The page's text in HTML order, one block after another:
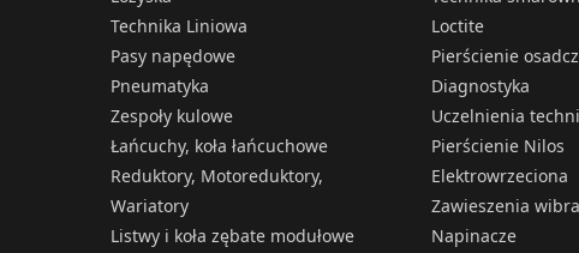
Technika Liniowa
Pasy napędowe
Pneumatyka
Zespoły kulowe
Łańcuchy, koła łańcuchowe
Reduktory, Motoreduktory,
Wariatory
Listwy i koła zębate modułowe
Loctite
Pierścienie
Diagnostyka
Uczelnienia
Pierścienie Nilos
Elektrowrzeciona
Zawieszenia
Napinacze